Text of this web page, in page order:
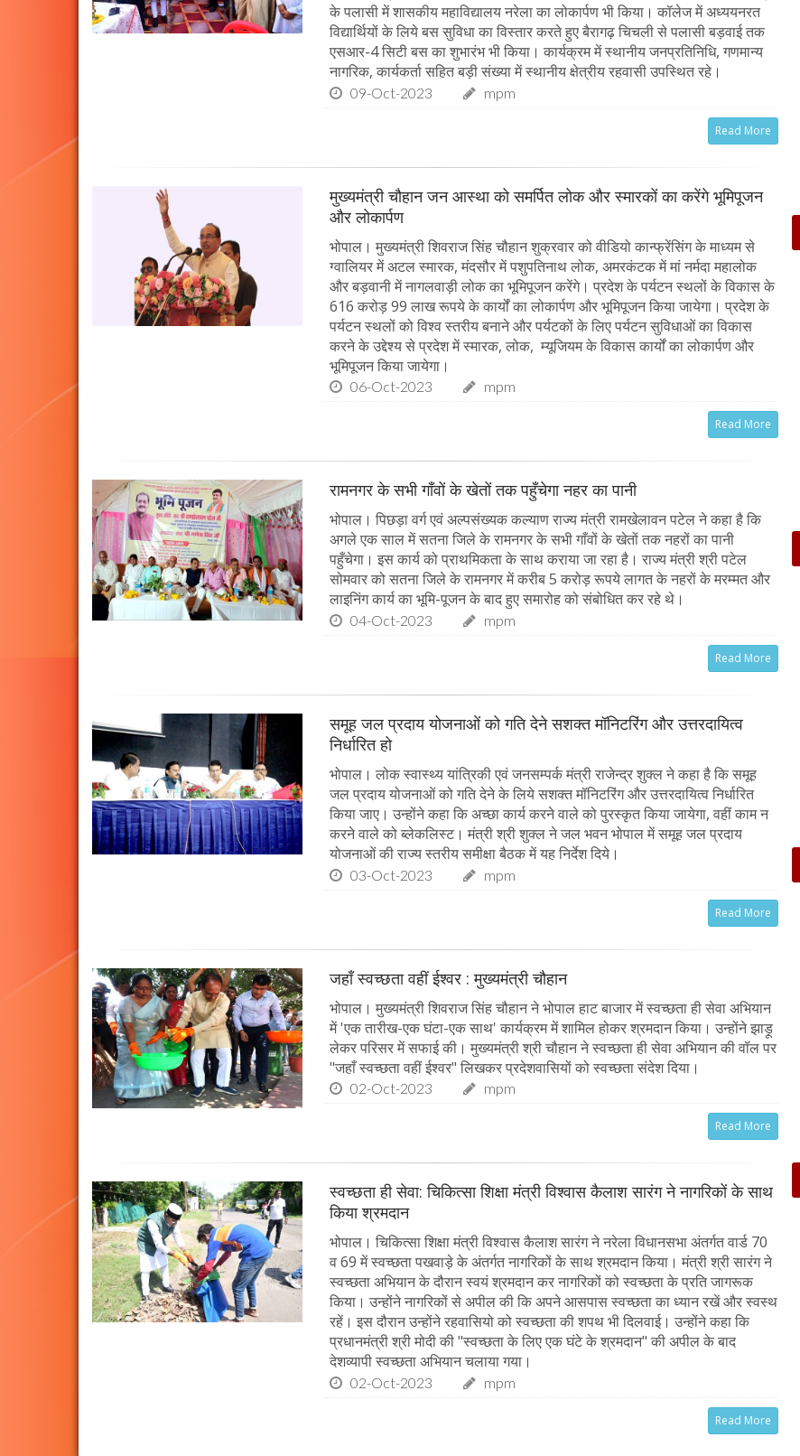
के पलासी में शासकीय महाविद्यालय नरेला का लोकार्पण भी किया। कॉलेज में अध्ययनरत
विद्यार्थियों के लिये बस सुविधा का विस्तार करते हुए बैरागढ़ चिचली से पलासी बड़वाई तक
एसआर-4 सिटी बस का शुभारंभ भी किया। कार्यक्रम में स्थानीय जनप्रतिनिधि, गणमान्य
नागरिक, कार्यकर्ता सहित बड़ी संख्या में स्थानीय क्षेत्रीय रहवासी उपस्थित रहे।
09-Oct-2023 mpm
Read More
मुख्यमंत्री चौहान जन आस्था को समर्पित लोक और स्मारकों का करेंगे भूमिपूजन
और लोकार्पण
भोपाल। मुख्यमंत्री शिवराज सिंह चौहान शुक्रवार को वीडियो कान्फ्रेंसिंग के माध्यम से
ग्वालियर में अटल स्मारक, मंदसौर में पशुपतिनाथ लोक, अमरकंटक में मां नर्मदा महालोक
और बड़वानी में नागलवाड़ी लोक का भूमिपूजन करेंगे। प्रदेश के पर्यटन स्थलों के विकास के
616 करोड़ 99 लाख रूपये के कार्यों का लोकार्पण और भूमिपूजन किया जायेगा। प्रदेश के
पर्यटन स्थलों को विश्व स्तरीय बनाने और पर्यटकों के लिए पर्यटन सुविधाओं का विकास
करने के उद्देश्य से प्रदेश में स्मारक, लोक, म्यूजियम के विकास कार्यों का लोकार्पण और
भूमिपूजन किया जायेगा।
06-Oct-2023 mpm
Read More
रामनगर के सभी गाँवों के खेतों तक पहुँचेगा नहर का पानी
भोपाल। पिछड़ा वर्ग एवं अल्पसंख्यक कल्याण राज्य मंत्री रामखेलावन पटेल ने कहा है कि
अगले एक साल में सतना जिले के रामनगर के सभी गाँवों के खेतों तक नहरों का पानी
पहुँचेगा। इस कार्य को प्राथमिकता के साथ कराया जा रहा है। राज्य मंत्री श्री पटेल
सोमवार को सतना जिले के रामनगर में करीब 5 करोड़ रूपये लागत के नहरों के मरम्मत और
लाइनिंग कार्य का भूमि-पूजन के बाद हुए समारोह को संबोधित कर रहे थे।
04-Oct-2023 mpm
Read More
समूह जल प्रदाय योजनाओं को गति देने सशक्त मॉनिटरिंग और उत्तरदायित्व
निर्धारित हो
भोपाल। लोक स्वास्थ्य यांत्रिकी एवं जनसम्पर्क मंत्री राजेन्द्र शुक्ल ने कहा है कि समूह
जल प्रदाय योजनाओं को गति देने के लिये सशक्त मॉनिटरिंग और उत्तरदायित्व निर्धारित
किया जाए। उन्होंने कहा कि अच्छा कार्य करने वाले को पुरस्कृत किया जायेगा, वहीं काम न
करने वाले को ब्लेकलिस्ट। मंत्री श्री शुक्ल ने जल भवन भोपाल में समूह जल प्रदाय
योजनाओं की राज्य स्तरीय समीक्षा बैठक में यह निर्देश दिये।
03-Oct-2023 mpm
Read More
जहाँ स्वच्छता वहीं ईश्वर : मुख्यमंत्री चौहान
भोपाल। मुख्यमंत्री शिवराज सिंह चौहान ने भोपाल हाट बाजार में स्वच्छता ही सेवा अभियान
में 'एक तारीख-एक घंटा-एक साथ' कार्यक्रम में शामिल होकर श्रमदान किया। उन्होंने झाड़ू
लेकर परिसर में सफाई की। मुख्यमंत्री श्री चौहान ने स्वच्छता ही सेवा अभियान की वॉल पर
"जहाँ स्वच्छता वहीं ईश्वर" लिखकर प्रदेशवासियों को स्वच्छता संदेश दिया।
02-Oct-2023 mpm
Read More
स्वच्छता ही सेवा: चिकित्सा शिक्षा मंत्री विश्वास कैलाश सारंग ने नागरिकों के साथ
किया श्रमदान
भोपाल। चिकित्सा शिक्षा मंत्री विश्वास कैलाश सारंग ने नरेला विधानसभा अंतर्गत वार्ड 70
व 69 में स्वच्छता पखवाड़े के अंतर्गत नागरिकों के साथ श्रमदान किया। मंत्री श्री सारंग ने
स्वच्छता अभियान के दौरान स्वयं श्रमदान कर नागरिकों को स्वच्छता के प्रति जागरूक
किया। उन्होंने नागरिकों से अपील की कि अपने आसपास स्वच्छता का ध्यान रखें और स्वस्थ
रहें। इस दौरान उन्होंने रहवासियो को स्वच्छता की शपथ भी दिलवाई। उन्होंने कहा कि
प्रधानमंत्री श्री मोदी की "स्वच्छता के लिए एक घंटे के श्रमदान" की अपील के बाद
देशव्यापी स्वच्छता अभियान चलाया गया।
02-Oct-2023 mpm
Read More
Beauty Tips | बादाम और एलोवेरा जेल से आसानी से
Hanuman Jayanti 2023 : हनुमान जयंती पर राशि के
02-Apr-2023 mp mirror samachar seva
दो दिनों की छुट्टी एन्जॉय करने के लिए बेहतरीन है दिल्ली के
आसपास बसी ये 4 जगहें
28-Feb-2020
सात ट्रेडिंग सेशन में 9 लाख करोड़ घटा अदाणी समूह का